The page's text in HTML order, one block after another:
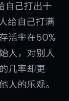
自己打出十
给自己打满
活率在50%
人，对别人
几率却更
人的乐观。